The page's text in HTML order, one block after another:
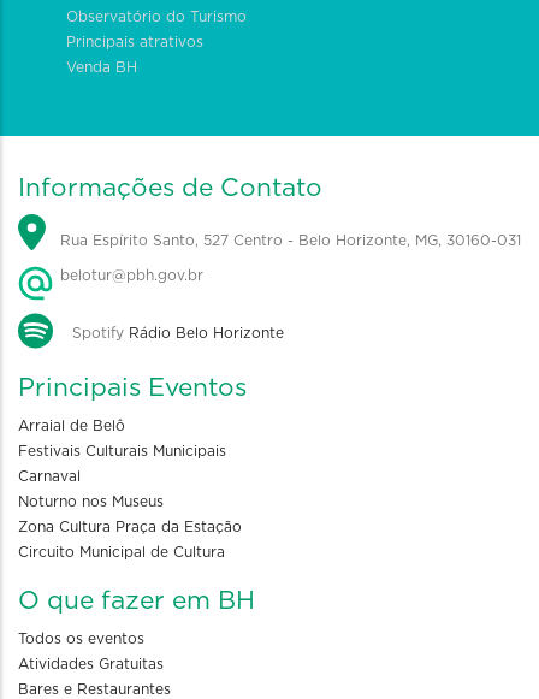
Observatório do Turismo
Principais atrativos
Venda BH
Informações de Contato
Rua Espírito Santo, 527 Centro - Belo Horizonte, MG, 30160-031
belotur@pbh.gov.br
Spotify Rádio Belo Horizonte
Principais Eventos
Arraial de Belô
Festivais Culturais Municipais
Carnaval
Noturno nos Museus
Zona Cultura Praça da Estação
Circuito Municipal de Cultura
O que fazer em BH
Todos os eventos
Atividades Gratuitas
Bares e Restaurantes